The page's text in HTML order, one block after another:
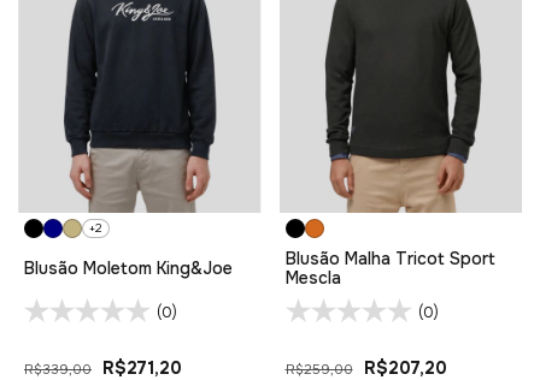
+2
Blusão Moletom King&Joe
(0)
R$339,00 R$271,20
Blusão Malha Tricot Sport
Mescla
(0)
R$259,00 R$207,20